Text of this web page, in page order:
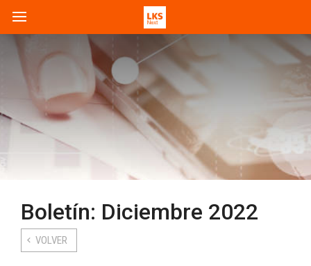
Boletín: Diciembre 2022
VOLVER